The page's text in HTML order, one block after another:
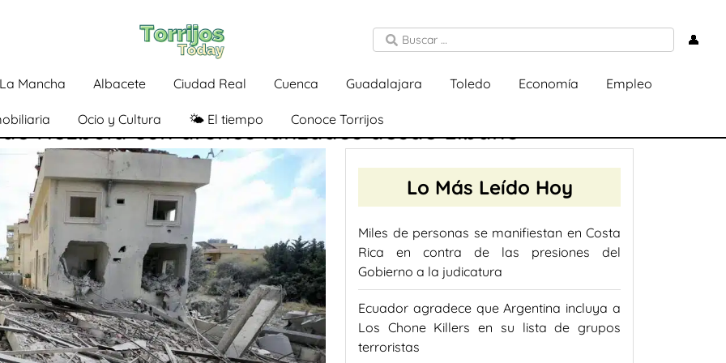
👤
Mancha Albacete Ciudad Real Cuenca Guadalajara Toledo Economía Empleo
Ocio y Cultura 🌤️ El tiempo Conoce Torrijos
Hezbolá con drones lanzados desde Líbano
Lo Más Leído Hoy
Miles de personas se manifiestan en Costa
Rica en contra de las presiones del
Gobierno a la judicatura
Ecuador agradece que Argentina incluya a
Los Chone Killers en su lista de grupos
terroristas